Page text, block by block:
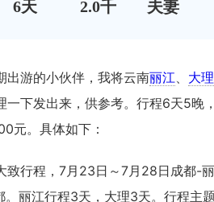
6天 2.0千 夫妻
出游的小伙伴，我将云南丽江、 大理
一下发出来，供参考。行程6天5晚
元。具体如下：
致行程，7月23日～7月28日成都-丽
丽江行程3天，大理3天。行程主